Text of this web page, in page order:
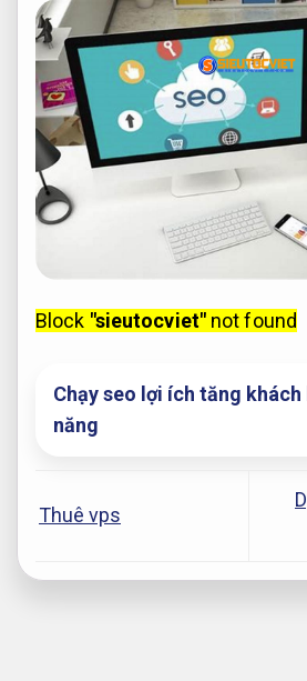
Block "sieutocviet"not found
Chạy seo lợi ích tăng
năng
Thuê vps